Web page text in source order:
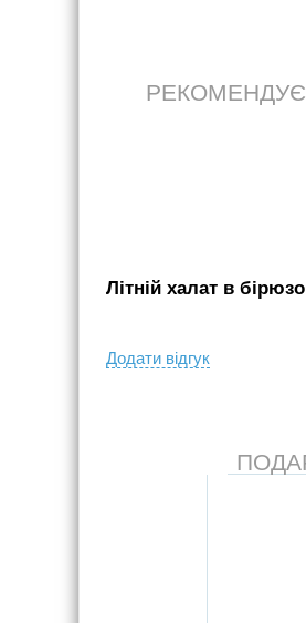
Літній халат в
Додати вiдгук